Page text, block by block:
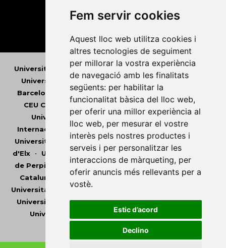
Fem servir cookies
Aquest lloc web utilitza cookies i
altres tecnologies de seguiment
per millorar la vostra experiència
de navegació amb les finalitats
següents: per habilitar la
funcionalitat bàsica del lloc web,
per oferir una millor experiència al
lloc web, per mesurar el vostre
interès pels nostres productes i
serveis i per personalitzar les
interaccions de màrqueting, per
oferir anuncis més rellevants per a
vostè.
Estic d’acord
Declino
Universitat Abat Oliba CEU • Universitat d'Alacant
Universitat d'Andorra•Universitat Autònoma de
Barcelona
Universitat de Barcelona •
CEU Cardenal Herrera•Universitat de Girona•
Universitat de les Illes Balears•Universitat
Internacional de Catalunya•Universitat Jaume I
Universitat de Lleida• Universitat Miguel Hernández
d'Elx• Universitat Oberta de Catalunya•Universitat
de Perpinyà Via Domitia• Universitat Politècnica de
Catalunya
Universitat Politècnica de València •
Universitat Pompeu Fabra
Universitat Rovira i Virgili•Universitat de Sàsser•
Universitat de València•Universitat de Vic -
Universitat Central de Catalunya